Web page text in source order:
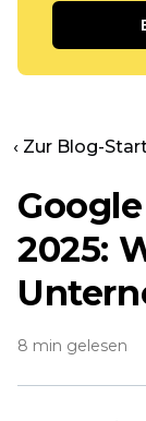
‹ Zur Blog-
2025:
8 min gelesen